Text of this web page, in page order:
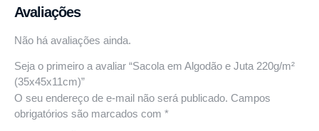
Avaliações
Não há avaliações ainda.
Seja o primeiro a avaliar “Sacola em Algodão e Juta 220g/m²
(35x45x11cm)”
O seu endereço de e-mail não será publicado. Campos
obrigatórios são marcados com *